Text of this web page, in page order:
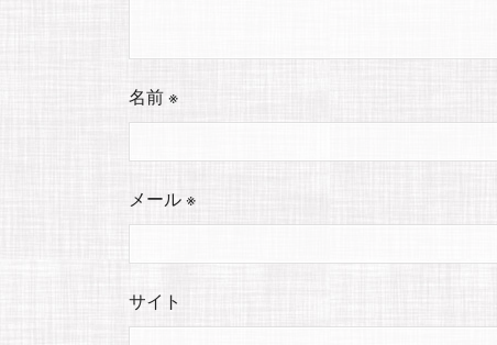
名前※
メール※
サイト